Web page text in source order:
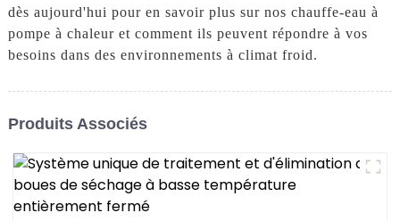
dès aujourd'hui pour en savoir plus sur nos chauffe-eau à
pompe à chaleur et comment ils peuvent répondre à vos
besoins dans des environnements à climat froid.
Produits Associés